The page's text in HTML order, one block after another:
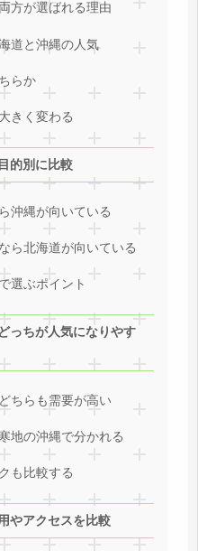
方が選ばれる理由
道と沖縄の人気
らか
きく変わる
的別に比較
沖縄が向いている
ら北海道が向いている
選ぶポイント
っちが人気になりやす
ちらも需要が高い
地の沖縄で分かれる
も比較する
やアクセスを比較